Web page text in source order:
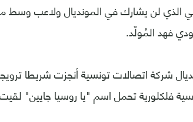
الذي لن يشارك في المونديال ولاعب وسط
فهد المُولّد.
شركة اتصالات تونسية أنجزت شريطا
فلكلورية تحمل اسم "يا روسيا جايين" لقيت